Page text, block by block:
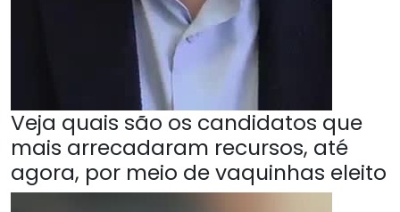
Veja quais são os candidatos que
mais arrecadaram recursos, até
agora, por meio de vaquinhas eleito